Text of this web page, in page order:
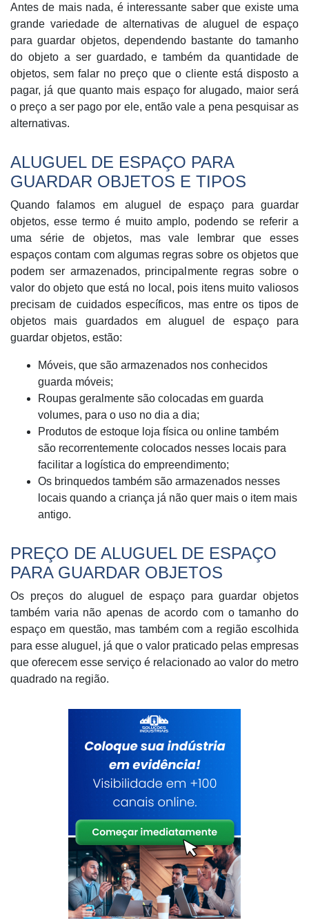
Antes de mais nada, é interessante saber que existe uma
grande variedade de alternativas de aluguel de espaço
para guardar objetos, dependendo bastante do tamanho
do objeto a ser guardado, e também da quantidade de
objetos, sem falar no preço que o cliente está disposto a
pagar, já que quanto mais espaço for alugado, maior será
o preço a ser pago por ele, então vale a pena pesquisar as
alternativas.
ALUGUEL DE ESPAÇO PARA
GUARDAR OBJETOS E TIPOS
Quando falamos em aluguel de espaço para guardar
objetos, esse termo é muito amplo, podendo se referir a
uma série de objetos, mas vale lembrar que esses
espaços contam com algumas regras sobre os objetos que
podem ser armazenados, principalmente regras sobre o
valor do objeto que está no local, pois itens muito valiosos
precisam de cuidados específicos, mas entre os tipos de
objetos mais guardados em aluguel de espaço para
guardar objetos, estão:
Móveis, que são armazenados nos conhecidos
guarda móveis;
Roupas geralmente são colocadas em guarda
volumes, para o uso no dia a dia;
Produtos de estoque loja física ou online também
são recorrentemente colocados nesses locais para
facilitar a logística do empreendimento;
Os brinquedos também são armazenados nesses
locais quando a criança já não quer mais o item mais
antigo.
PREÇO DE ALUGUEL DE ESPAÇO
PARA GUARDAR OBJETOS
Os preços do aluguel de espaço para guardar objetos
também varia não apenas de acordo com o tamanho do
espaço em questão, mas também com a região escolhida
para esse aluguel, já que o valor praticado pelas empresas
que oferecem esse serviço é relacionado ao valor do metro
quadrado na região.